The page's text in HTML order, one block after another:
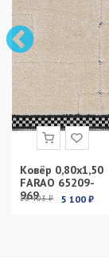
Ковёр 0,80х1,50
FARAO 65209-
969
13 403 ₽ 5 100 ₽